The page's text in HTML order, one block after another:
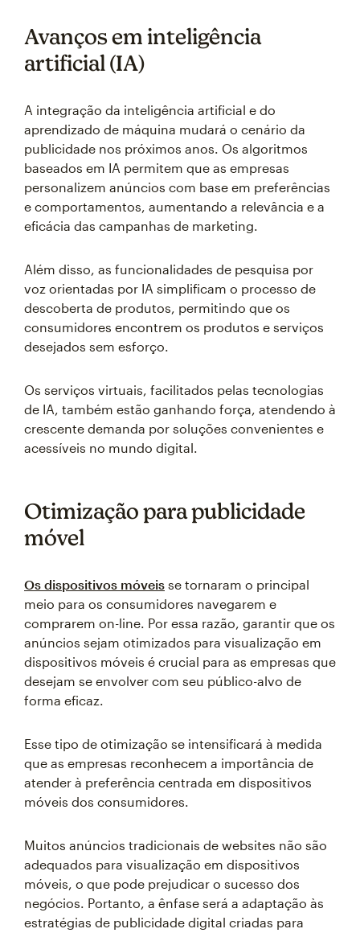
Avanços em inteligência
artificial (IA)
A integração da inteligência artificial e do
aprendizado de máquina mudará o cenário da
publicidade nos próximos anos. Os algoritmos
baseados em IA permitem que as empresas
personalizem anúncios com base em preferências
e comportamentos, aumentando a relevância e a
eficácia das campanhas de marketing.
Além disso, as funcionalidades de pesquisa por
voz orientadas por IA simplificam o processo de
descoberta de produtos, permitindo que os
consumidores encontrem os produtos e serviços
desejados sem esforço.
Os serviços virtuais, facilitados pelas tecnologias
de IA, também estão ganhando força, atendendo à
crescente demanda por soluções convenientes e
acessíveis no mundo digital.
Otimização para publicidade
móvel
Os dispositivos móveis se tornaram o principal
meio para os consumidores navegarem e
comprarem on-line. Por essa razão, garantir que os
anúncios sejam otimizados para visualização em
dispositivos móveis é crucial para as empresas que
desejam se envolver com seu público-alvo de
forma eficaz.
Esse tipo de otimização se intensificará à medida
que as empresas reconhecem a importância de
atender à preferência centrada em dispositivos
móveis dos consumidores.
Muitos anúncios tradicionais de websites não são
adequados para visualização em dispositivos
móveis, o que pode prejudicar o sucesso dos
negócios. Portanto, a ênfase será a adaptação às
estratégias de publicidade digital criadas para